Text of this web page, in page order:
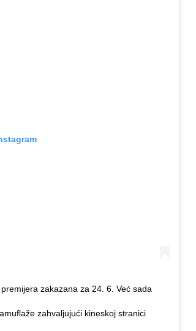
zakazana za 24. 6. Već sada
zahvaljujući kineskoj stranici